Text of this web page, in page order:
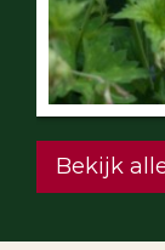
Bekijk